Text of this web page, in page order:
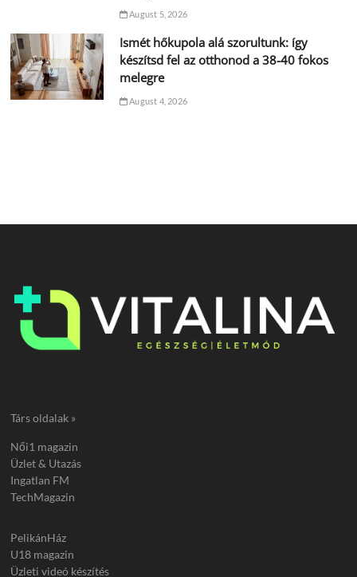
August 5, 2026
Ismét hőkupola alá szorultunk: így
készítsd fel az otthonod a 38-40 fokos
melegre
August 4, 2026
Társ oldalak »
Női1 magazin
Üzlet & Utazás
Ingatlan FM
TechMagazin
PelikánHáz
U18 magazin
Üzleti videó készítés